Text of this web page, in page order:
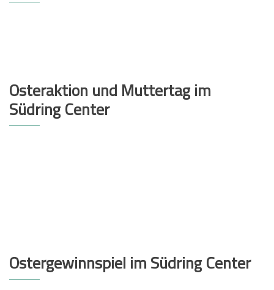
Osteraktion und Muttertag im
Südring Center
Ostergewinnspiel im Südring Center